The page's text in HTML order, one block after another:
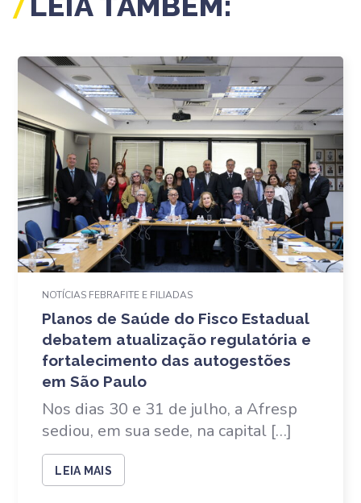
NOTÍCIAS FEBRAFITE E FILIADAS
Planos de Saúde do Fisco Estadual
debatem atualização regulatória e
fortalecimento das autogestões
em São Paulo
Nos dias 30 e 31 de julho, a Afresp
sediou, em sua sede, na capital […]
LEIA MAIS